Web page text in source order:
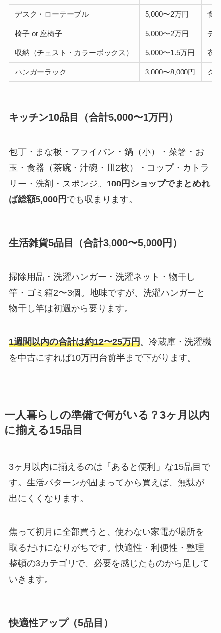
デスク・ローテーブル 5,000〜2万円 食
椅子 or 座椅子 5,000〜2万円 デ
収納（チェスト・カラーボックス） 5,000〜1.5万円 衣
ハンガーラック 3,000〜8,000円 ク
キッチン10品目（合計5,000〜1万円）
包丁・まな板・フライパン・鍋（小）・菜箸・お
玉・食器（茶碗・汁碗・皿2枚）・コップ・カトラ
リー・洗剤・スポンジ。 100円ショップでまとめれ
ば総額5,000円 でも収まります。
生活雑貨5品目（合計3,000〜5,000円）
掃除用品・洗濯ハンガー・洗濯ネット・物干し
竿・ゴミ箱2〜3個。地味ですが、洗濯ハンガーと
物干し竿は初週から要ります。
1週間以内の合計は約12〜25万円。冷蔵庫・洗濯機
を中古にすれば10万円台前半まで下がります。
一人暮らしの準備で何がいる？3ヶ月以内
に揃える15品目
3ヶ月以内に揃えるのは「あると便利」な15品目で
す。生活パターンが固まってから買えば、無駄が
出にくくなります。
焦って初月に全部買うと、使わない家電が場所を
取るだけになりがちです。快適性・利便性・整理
整頓の3カテゴリで、必要を感じたものから足して
いきます。
快適性アップ（5品目）